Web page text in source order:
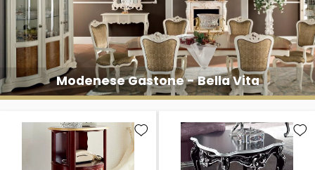
Modenese Gastone - Bella Vita